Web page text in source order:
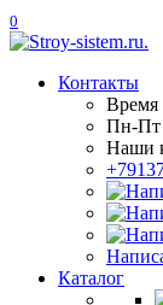
0
Контакты
Время
Пн-Пт
Наши
Каталог